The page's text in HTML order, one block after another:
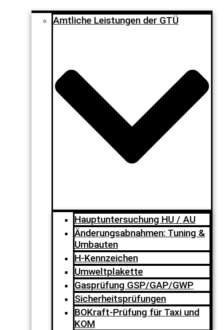
Amtliche Leistungen der GTÜ
Hauptuntersuchung HU / AU
Änderungsabnahmen: Tuning &
Umbauten
H-Kennzeichen
Umweltplakette
Gasprüfung GSP/GAP/GWP
Sicherheitsprüfungen
BOKraft-Prüfung für Taxi und
KOM